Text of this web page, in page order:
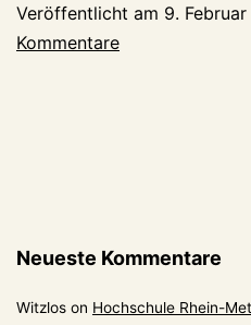
Veröffentlicht am 9.
Kommentare
Neueste Kommentare
Witzlos on Hochschule Rhein-